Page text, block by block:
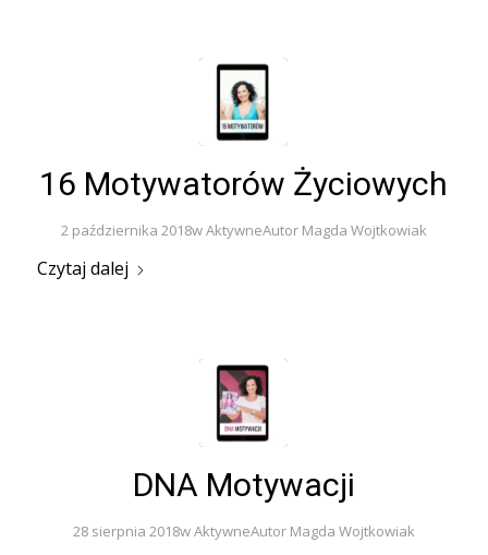
16 Motywatorów Życiowych
2 października 2018wAktywneAutor Magda Wojtkowiak
Czytaj dalej
DNA Motywacji
28 sierpnia 2018wAktywneAutor Magda Wojtkowiak